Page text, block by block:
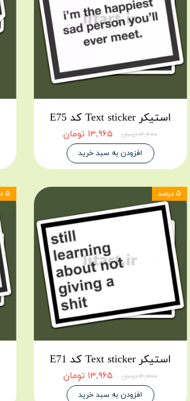
استیکر Text sticker کد E75
۱۴,۷۰۰ تومان ۱۳,۹۶۵ تومان
افزودن به سبد خرید
استیکر Text sticker کد E71
۱۴,۷۰۰ تومان ۱۳,۹۶۵ تومان
افزودن به سبد خرید
۵ درصد ۵ درصد